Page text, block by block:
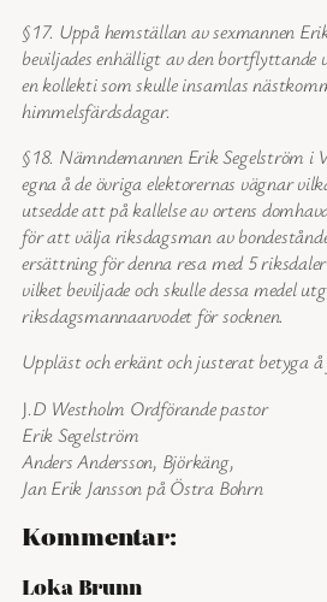
§17. Uppå hemställan av sexmannen
beviljades enhälligt av den bortflyttande
en kollekti som skulle insamlas
himmelsfärdsdagar.
§18. Nämndemannen Erik Segelström i
egna å de övriga elektorernas vägnar
utsedde att på kallelse av ortens
för att välja riksdagsman av
ersättning för denna resa med 5
vilket beviljade och skulle dessa medel
riksdagsmannaarvodet för socknen.
Uppläst och erkänt och justerat betyga
J.D Westholm Ordförande pastor
Erik Segelström
Anders Andersson, Björkäng,
Jan Erik Jansson på Östra Bohrn
Kommentar:
Loka Brunn